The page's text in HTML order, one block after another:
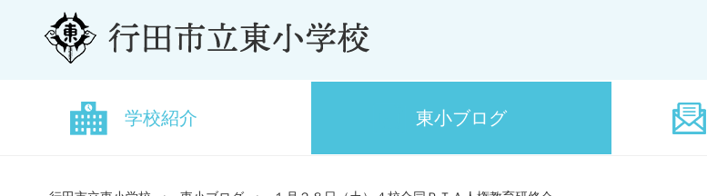
学校紹介 東小ブログ